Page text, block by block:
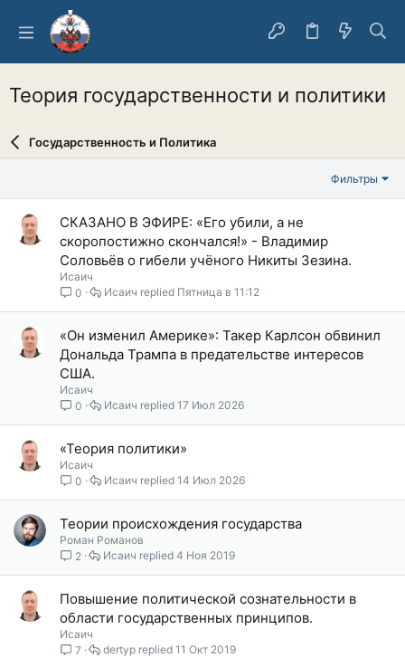
Теория государственности и политики
Государственность и Политика
Фильтры
СКАЗАНО В ЭФИРЕ: «Его убили, а не
скоропостижно скончался!» - Владимир
Соловьёв о гибели учёного Никиты Зезина.
Исаич
0
Пятница в 11:12
Исаич
«Он изменил Америке»: Такер Карлсон обвинил
Дональда Трампа в предательстве интересов
США.
Исаич
0
17 Июл 2026
Исаич
«Теория политики»
Исаич
0
14 Июл 2026
Исаич
Теории происхождения государства
Роман Романов
2
4 Ноя 2019
Исаич
Повышение политической сознательности в
области государственных принципов.
Исаич
7
11 Окт 2019
dertyp